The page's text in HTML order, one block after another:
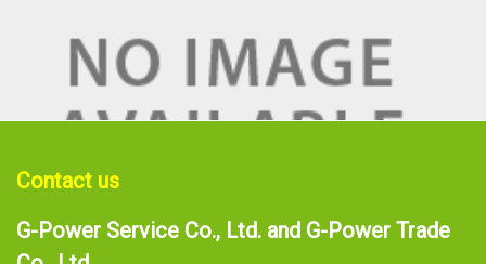
Contact us
G-Power Service Co., Ltd. and G-Power Trade